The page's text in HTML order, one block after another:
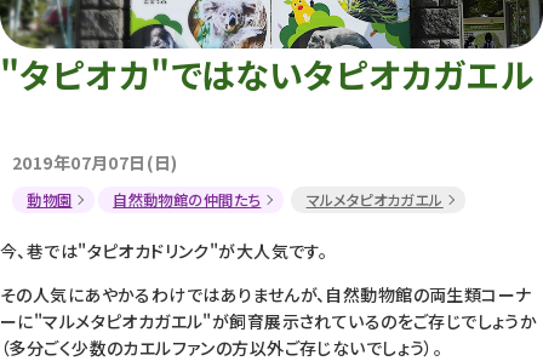
再生プラン
東山動植物園
への支援
環境教育
"タピオカ"ではないタピオカガエル
2019年07月07日(日)
動物園 自然動物館の仲間たち マルメタピオカガエル
今、巷では"タピオカドリンク"が大人気です。
その人気にあやかるわけではありませんが、自然動物館の両生類コーナ
ーに"マルメタピオカガエル"が飼育展示されているのをご存じでしょうか
（多分ごく少数のカエルファンの方以外ご存じないでしょう）。